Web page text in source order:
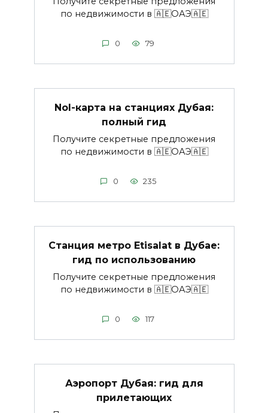
по недвижимости в 🇦🇪ОАЭ🇦🇪
0 79
Nol-карта на станциях Дубая:
полный гид
Получите секретные предложения
по недвижимости в 🇦🇪ОАЭ🇦🇪
0 235
Станция метро Etisalat в Дубае:
гид по использованию
Получите секретные предложения
по недвижимости в 🇦🇪ОАЭ🇦🇪
0 117
Аэропорт Дубая: гид для
прилетающих